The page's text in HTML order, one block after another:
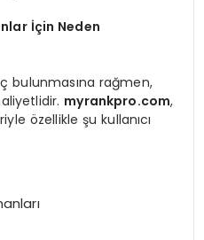
İçin Neden
bulunmasına rağmen,
myrankpro.com,
özellikle şu kullanıcı